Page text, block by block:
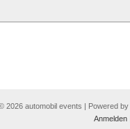
2026 automobil events | Powered by
Anmelden|